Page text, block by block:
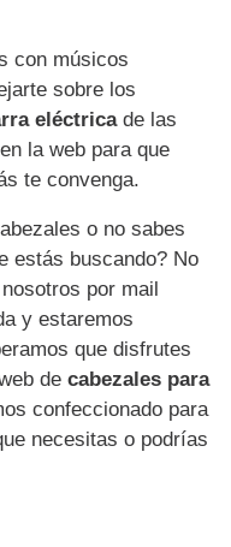
con músicos
sobre los
eléctricade las
la web para que
te convenga.
o no sabes
estás buscando? No
por mail
y estaremos
que disfrutes
de cabezales para
confeccionado para
necesitas o podrías